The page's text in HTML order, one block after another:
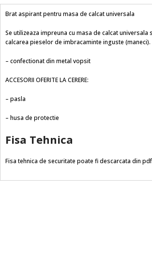
Brat aspirant pentru masa de calcat universala
Se utilizeaza impreuna cu masa de calcat universala
calcarea pieselor de imbracaminte inguste (maneci).
– confectionat din metal vopsit
ACCESORII OFERITE LA CERERE:
– pasla
– husa de protectie
Fisa Tehnica
Fisa tehnica de securitate poate fi descarcata din